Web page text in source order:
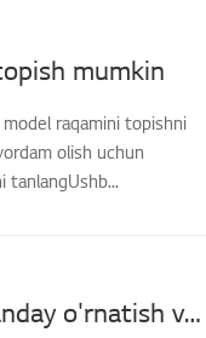
mumkin
raqamini topishni
olish uchun
tanlangUshb...
[LG TV] Men raqamli antennani (UHD) qanday o'rnatish va ulashni hamda televizorni tomosha qilishni bilmoqchiman